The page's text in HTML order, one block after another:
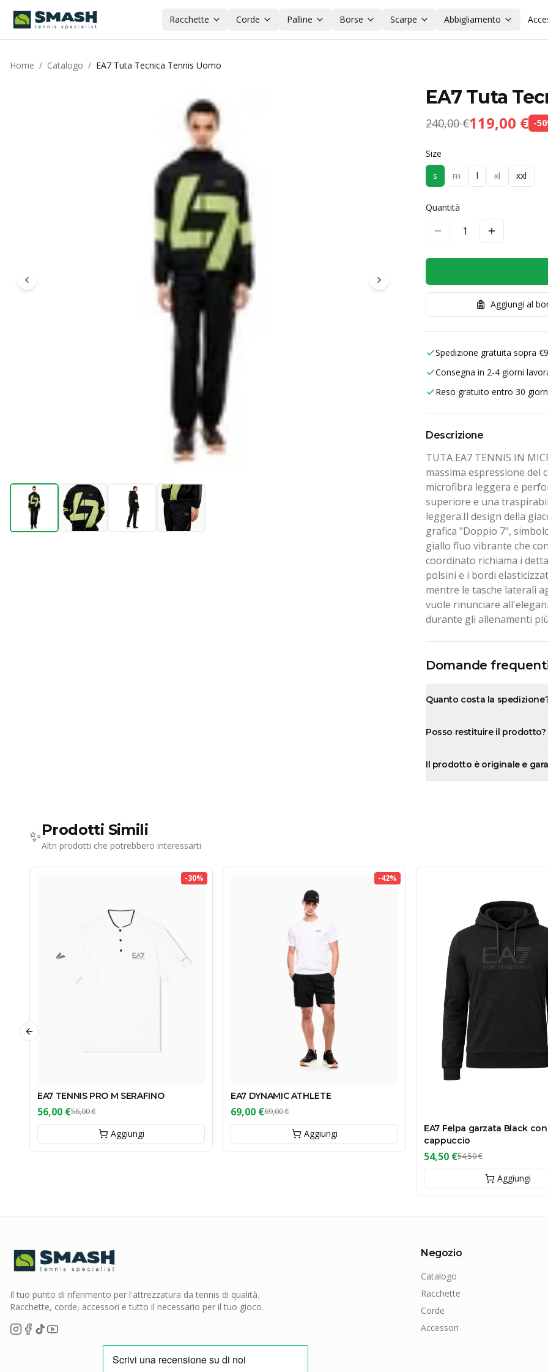
Racchette Corde Palline Borse Scarpe Abbigliamento
Home / Catalogo / EA7 Tuta Tecnica Tennis Uomo
EA7 Tuta
240,00 €119,00 € -50
Size
s
m l xl xxl
Quantità
1
Aggiungi al
Spedizione gratuita sopra
Consegna in 2-4 giorni
Reso gratuito entro 30
Descrizione
TUTA EA7 TENNIS IN
massima espressione del
microfibra leggera e
superiore e una
leggera.Il design della
grafica "Doppio 7",
giallo fluo vibrante che
coordinato richiama i
polsini e i bordi
mentre le tasche laterali
vuole rinunciare
durante gli allenamenti
Domande
Quanto costa la
Posso restituire il prodotto?
Il prodotto è originale e
✨Prodotti Simili
Altri prodotti che potrebbero interessarti
-30%
EA7 TENNIS PRO M SERAFINO
56,00 €56,00 €
Aggiungi
-42%
EA7 DYNAMIC ATHLETE
69,00 €69,00 €
Aggiungi
EA7 Felpa garzata Black con
cappuccio
54,50 €54,50 €
Aggiungi
Previous slide
Il tuo punto di riferimento per l'attrezzatura da tennis di qualità.
Racchette, corde, accessori e tutto il necessario per il tuo gioco.
Negozio
Catalogo
Racchette
Corde
Accessori